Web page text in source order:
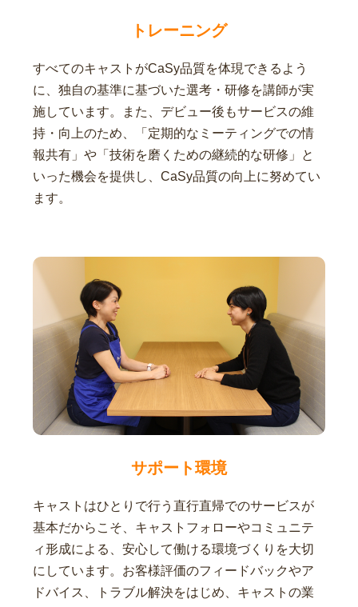
トレーニング
すべてのキャストがCaSy品質を体現できるよう
に、独自の基準に基づいた選考・研修を講師が実
施しています。また、デビュー後もサービスの維
持・向上のため、「定期的なミーティングでの情
報共有」や「技術を磨くための継続的な研修」と
いった機会を提供し、CaSy品質の向上に努めてい
ます。
サポート環境
キャストはひとりで行う直行直帰でのサービスが
基本だからこそ、キャストフォローやコミュニテ
ィ形成による、安心して働ける環境づくりを大切
にしています。お客様評価のフィードバックやア
ドバイス、トラブル解決をはじめ、キャストの業